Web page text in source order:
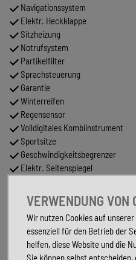
Navigationssystem
Elektr. Heckklappe
Sitzheizung
Notrufsystem
Partikelfilter
Sprachsteuerung
Garantie
Winterreifen
Regensensor
Volldigitales Kombiinstrument
Sportsitze
Geschwindigkeitsbegrenzer
Elektr. Seitenspiegel
Sportpaket
VERWENDUNG VON
Wir nutzen Cookies auf
essenziell für den Betrieb der
helfen, diese Website und die
Sie können selbst entscheiden,